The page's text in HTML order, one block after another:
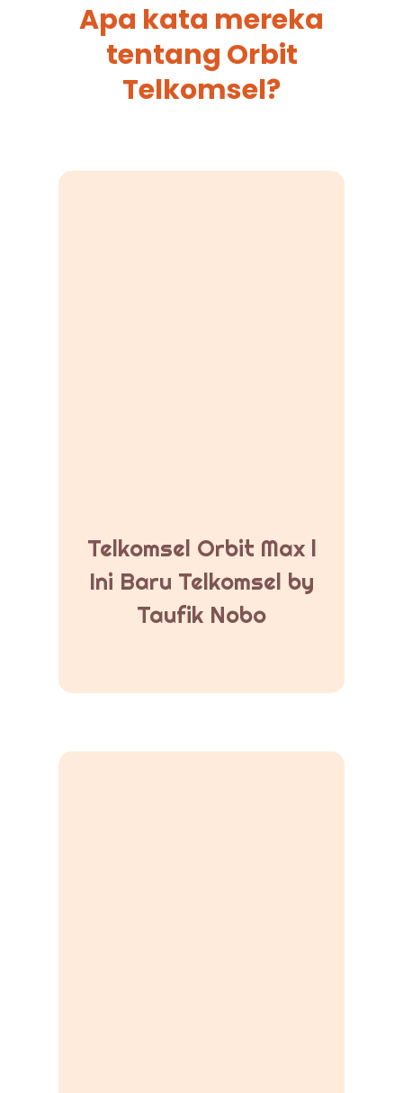
Apa kata mereka
tentang Orbit
Telkomsel?
Telkomsel Orbit Max l
Ini Baru Telkomsel by
Taufik Nobo